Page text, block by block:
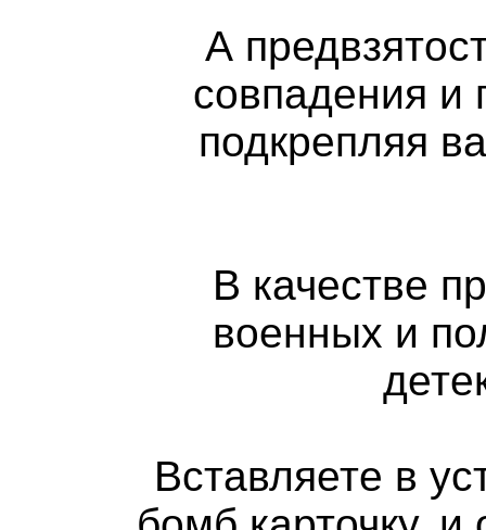
А
совпадения и
подкрепляя
В качестве
военных и
Вставляете в